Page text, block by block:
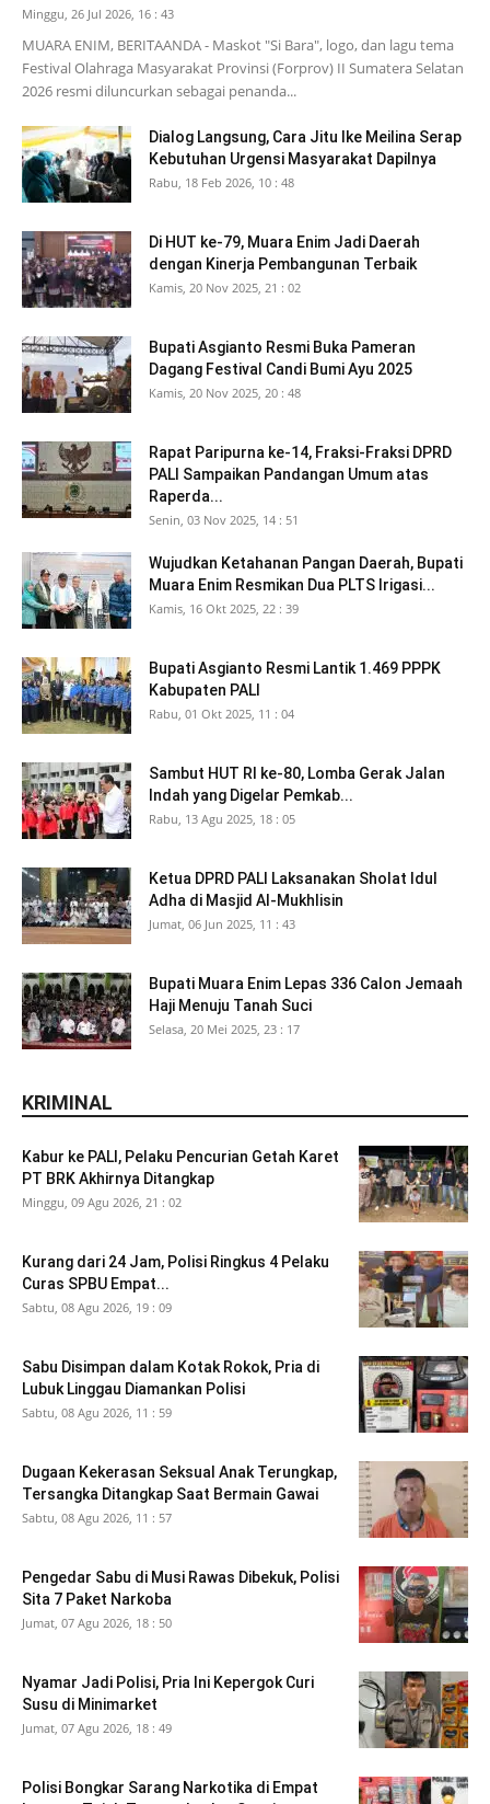
Minggu, 26 Jul 2026, 16 : 43
MUARA ENIM, BERITAANDA - Maskot "Si Bara", logo, dan lagu tema
Festival Olahraga Masyarakat Provinsi (Forprov) II Sumatera Selatan
2026 resmi diluncurkan sebagai penanda...
Dialog Langsung, Cara Jitu Ike Meilina Serap
Kebutuhan Urgensi Masyarakat Dapilnya
Rabu, 18 Feb 2026, 10 : 48
Di HUT ke-79, Muara Enim Jadi Daerah
dengan Kinerja Pembangunan Terbaik
Kamis, 20 Nov 2025, 21 : 02
Bupati Asgianto Resmi Buka Pameran
Dagang Festival Candi Bumi Ayu 2025
Kamis, 20 Nov 2025, 20 : 48
Rapat Paripurna ke-14, Fraksi-Fraksi DPRD
PALI Sampaikan Pandangan Umum atas
Raperda...
Senin, 03 Nov 2025, 14 : 51
Wujudkan Ketahanan Pangan Daerah, Bupati
Muara Enim Resmikan Dua PLTS Irigasi...
Kamis, 16 Okt 2025, 22 : 39
Bupati Asgianto Resmi Lantik 1.469 PPPK
Kabupaten PALI
Rabu, 01 Okt 2025, 11 : 04
Sambut HUT RI ke-80, Lomba Gerak Jalan
Indah yang Digelar Pemkab...
Rabu, 13 Agu 2025, 18 : 05
Ketua DPRD PALI Laksanakan Sholat Idul
Adha di Masjid Al-Mukhlisin
Jumat, 06 Jun 2025, 11 : 43
Bupati Muara Enim Lepas 336 Calon Jemaah
Haji Menuju Tanah Suci
Selasa, 20 Mei 2025, 23 : 17
KRIMINAL
Kabur ke PALI, Pelaku Pencurian Getah Karet
PT BRK Akhirnya Ditangkap
Minggu, 09 Agu 2026, 21 : 02
Kurang dari 24 Jam, Polisi Ringkus 4 Pelaku
Curas SPBU Empat...
Sabtu, 08 Agu 2026, 19 : 09
Sabu Disimpan dalam Kotak Rokok, Pria di
Lubuk Linggau Diamankan Polisi
Sabtu, 08 Agu 2026, 11 : 59
Dugaan Kekerasan Seksual Anak Terungkap,
Tersangka Ditangkap Saat Bermain Gawai
Sabtu, 08 Agu 2026, 11 : 57
Pengedar Sabu di Musi Rawas Dibekuk, Polisi
Sita 7 Paket Narkoba
Jumat, 07 Agu 2026, 18 : 50
Nyamar Jadi Polisi, Pria Ini Kepergok Curi
Susu di Minimarket
Jumat, 07 Agu 2026, 18 : 49
Polisi Bongkar Sarang Narkotika di Empat